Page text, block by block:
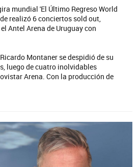
mundial 'El Último Regreso World
realizó 6 conciertos sold out,
Antel Arena de Uruguay con
Montaner se despidió de su
luego de cuatro inolvidables
Arena. Con la producción de